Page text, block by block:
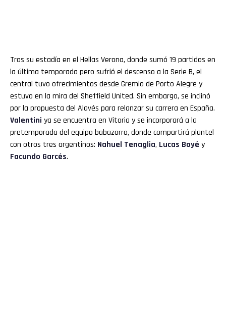
Tras su estadía en el Hellas Verona, donde sumó 19 partidos en
la última temporada pero sufrió el descenso a la Serie B, el
central tuvo ofrecimientos desde Gremio de Porto Alegre y
estuvo en la mira del Sheffield United. Sin embargo, se inclinó
por la propuesta del Alavés para relanzar su carrera en España.
Valentini ya se encuentra en Vitoria y se incorporará a la
pretemporada del equipo babazorro, donde compartirá plantel
con otros tres argentinos: Nahuel Tenaglia, Lucas Boyé y
Facundo Garcés.